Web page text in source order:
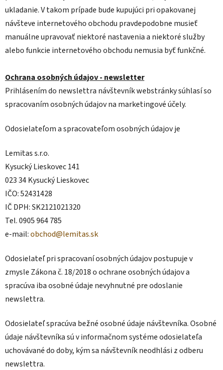
ukladanie. V takom prípade bude kupujúci pri opakovanej
návšteve internetového obchodu pravdepodobne musieť
manuálne upravovať niektoré nastavenia a niektoré služby
alebo funkcie internetového obchodu nemusia byť funkčné.
Ochrana osobných údajov - newsletter
Prihlásením do newslettra návštevník webstránky súhlasí so
spracovaním osobných údajov na marketingové účely.
Odosielateľom a spracovateľom osobných údajov je
Lemitas s.r.o.
Kysucký Lieskovec 141
023 34 Kysucký Lieskovec
IČO: 52431428
IČ DPH: SK2121021320
Tel. 0905 964 785
e-mail:obchod@lemitas.sk
Odosielateľ pri spracovaní osobných údajov postupuje v
zmysle Zákona č. 18/2018 o ochrane osobných údajov a
spracúva iba osobné údaje nevyhnutné pre odoslanie
newslettra.
Odosielateľ spracúva bežné osobné údaje návštevníka. Osobné
údaje návštevníka sú v informačnom systéme odosielateľa
uchovávané do doby, kým sa návštevník neodhlási z odberu
newslettra.